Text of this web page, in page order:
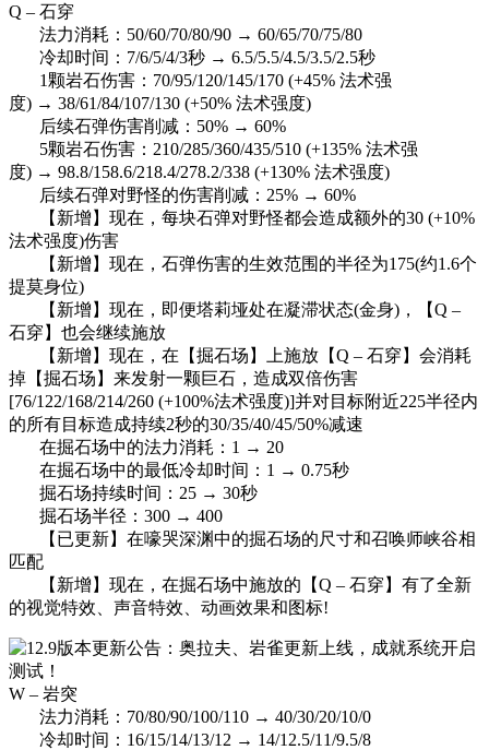
Q – 石穿
法力消耗：50/60/70/80/90 → 60/65/70/75/80
冷却时间：7/6/5/4/3秒 → 6.5/5.5/4.5/3.5/2.5秒
1颗岩石伤害：70/95/120/145/170 (+45% 法术强
度) → 38/61/84/107/130 (+50% 法术强度)
后续石弹伤害削减：50% → 60%
5颗岩石伤害：210/285/360/435/510 (+135% 法术强
度) → 98.8/158.6/218.4/278.2/338 (+130% 法术强度)
后续石弹对野怪的伤害削减：25% → 60%
【新增】现在，每块石弹对野怪都会造成额外的30 (+10%
法术强度)伤害
【新增】现在，石弹伤害的生效范围的半径为175(约1.6个
提莫身位)
【新增】现在，即便塔莉垭处在凝滞状态(金身)，【Q –
石穿】也会继续施放
【新增】现在，在【掘石场】上施放【Q – 石穿】会消耗
掉【掘石场】来发射一颗巨石，造成双倍伤害
[76/122/168/214/260 (+100%法术强度)]并对目标附近225半径内
的所有目标造成持续2秒的30/35/40/45/50%减速
在掘石场中的法力消耗：1 → 20
在掘石场中的最低冷却时间：1 → 0.75秒
掘石场持续时间：25 → 30秒
掘石场半径：300 → 400
【已更新】在嚎哭深渊中的掘石场的尺寸和召唤师峡谷相
匹配
【新增】现在，在掘石场中施放的【Q – 石穿】有了全新
的视觉特效、声音特效、动画效果和图标!
W – 岩突
法力消耗：70/80/90/100/110 → 40/30/20/10/0
冷却时间：16/15/14/13/12 → 14/12.5/11/9.5/8